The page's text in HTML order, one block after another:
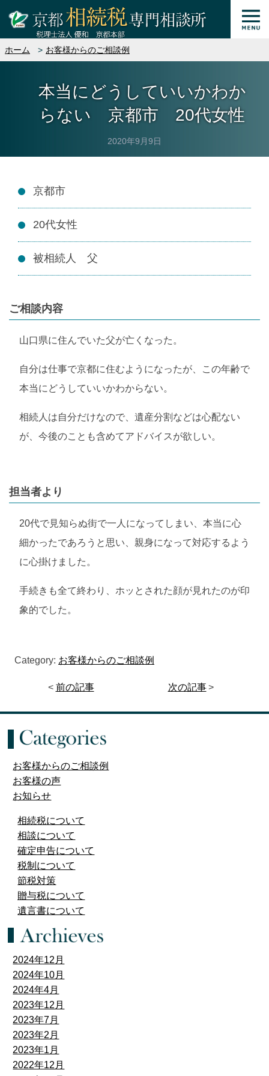
ホーム お客様からのご相談例
本当にどうしていいかわか
らない 京都市 20代女性
2020年9月9日
京都市
20代女性
被相続人 父
ご相談内容
山口県に住んでいた父が亡くなった。
自分は仕事で京都に住むようになったが、この年齢で
本当にどうしていいかわからない。
相続人は自分だけなので、遺産分割などは心配ない
が、今後のことも含めてアドバイスが欲しい。
担当者より
20代で見知らぬ街で一人になってしまい、本当に心
細かったであろうと思い、親身になって対応するよう
に心掛けました。
手続きも全て終わり、ホッとされた顔が見れたのが印
象的でした。
Category: お客様からのご相談例
< 前の記事 次の記事 >
お客様からのご相談例
お客様の声
お知らせ
相続税について
相談について
確定申告について
税制について
節税対策
贈与税について
遺言書について
2024年12月
2024年10月
2024年4月
2023年12月
2023年7月
2023年2月
2023年1月
2022年12月